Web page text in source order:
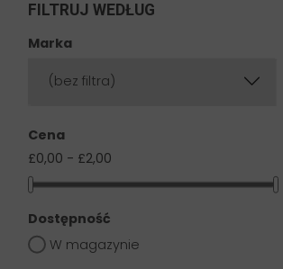
FILTRUJ WEDŁUG
Marka
(bez filtra)
Cena
£0,00 - £2,00
Dostępność
W magazynie